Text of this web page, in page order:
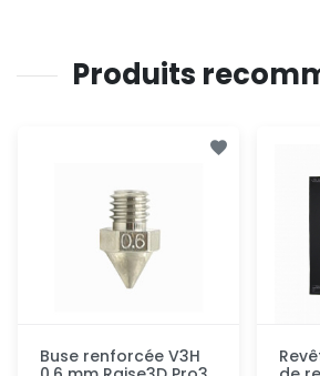
Produits
Buse renforcée V3H